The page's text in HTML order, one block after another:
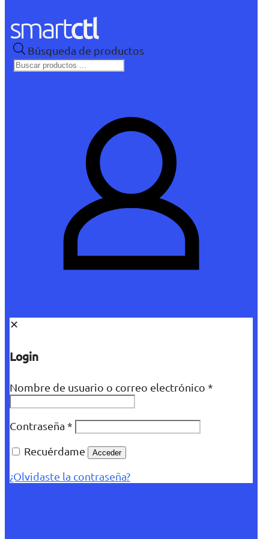
Búsqueda de productos
✕
Login
Nombre de usuario o correo electrónico *
Contraseña *
Recuérdame
Acceder
¿Olvidaste la contraseña?